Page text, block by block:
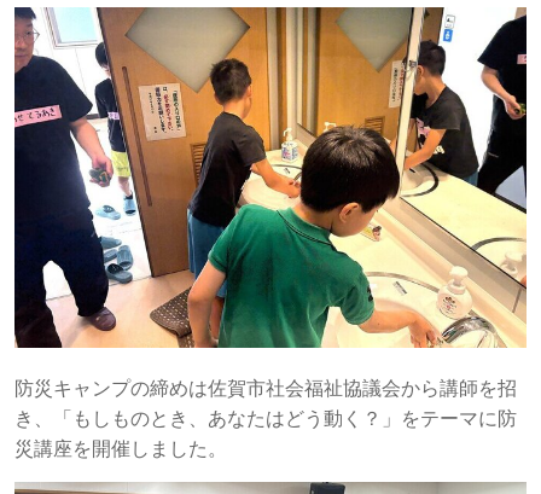
防災キャンプの締めは佐賀市社会福祉協議会から講師を招
き、「もしものとき、あなたはどう動く？」をテーマに防
災講座を開催しました。